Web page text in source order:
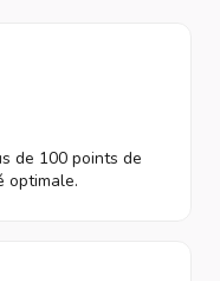
de 100 points de
optimale.